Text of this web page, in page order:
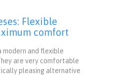
Flexible
comfort
modern and flexible
are very comfortable
pleasing alternative